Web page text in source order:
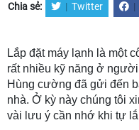
Chia sẻ: | Twitter |
Lắp đặt máy lạnh là một
rất nhiều kỹ năng ở
Hùng cường đã gửi đến
nhà. Ở kỳ này chúng tôi
vài lưu ý cần nhớ khi tự